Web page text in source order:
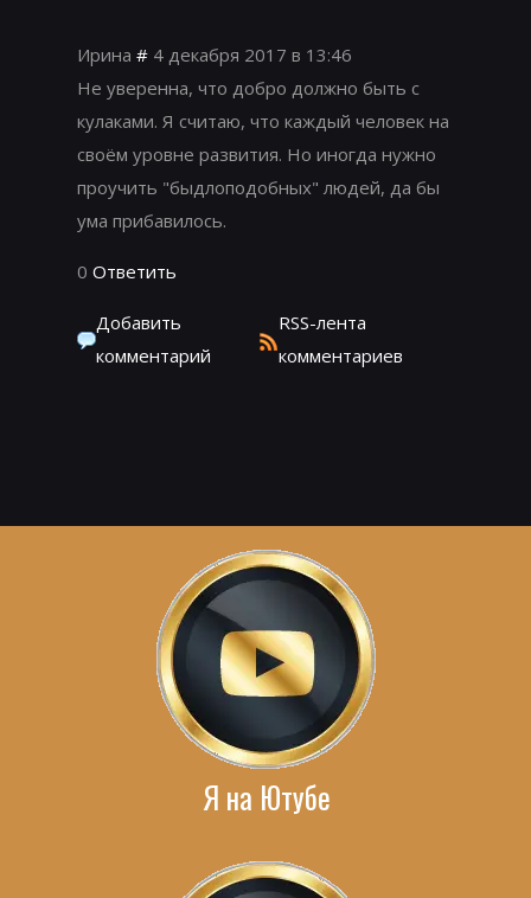
Ирина # 4 декабря 2017 в 13:46
Не уверенна, что добро должно быть с
кулаками. Я считаю, что каждый человек на
своём уровне развития. Но иногда нужно
проучить "быдлоподобных" людей, да бы
ума прибавилось.
0 Ответить
Добавить
комментарий
RSS-лента
комментариев
Я на Ютубе